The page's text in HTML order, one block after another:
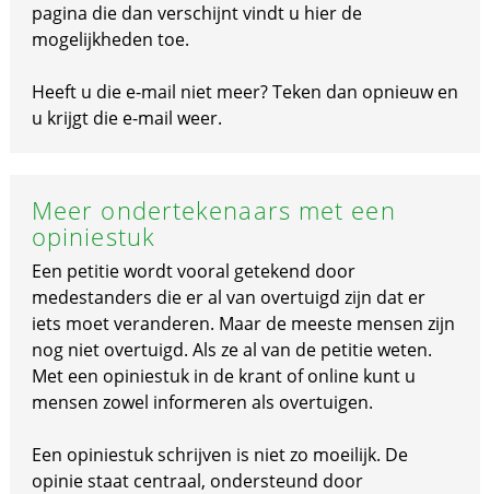
pagina die dan verschijnt vindt u hier de
mogelijkheden toe.
Heeft u die e-mail niet meer? Teken dan opnieuw en
u krijgt die e-mail weer.
Meer ondertekenaars met een
opiniestuk
Een petitie wordt vooral getekend door
medestanders die er al van overtuigd zijn dat er
iets moet veranderen. Maar de meeste mensen zijn
nog niet overtuigd. Als ze al van de petitie weten.
Met een opiniestuk in de krant of online kunt u
mensen zowel informeren als overtuigen.
Een opiniestuk schrijven is niet zo moeilijk. De
opinie staat centraal, ondersteund door